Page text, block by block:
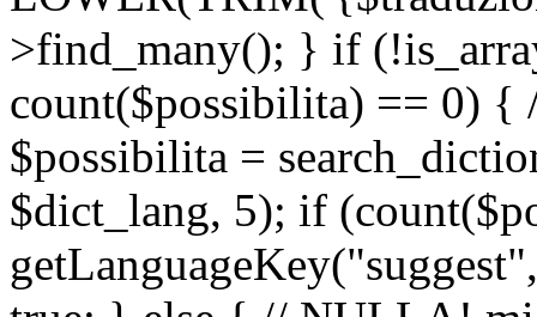
>find_many(); } if
count($possibilita) == 0) {
$possibilita =
$dict_lang, 5); if